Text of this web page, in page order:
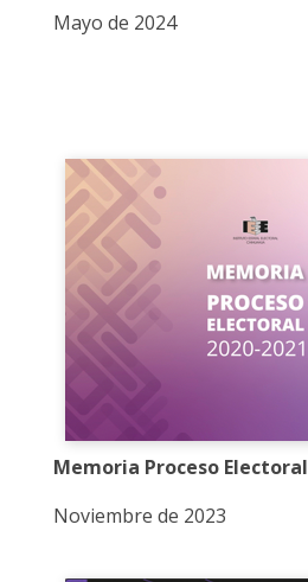
Mayo de 2024
Memoria Proceso Electoral
Noviembre de 2023